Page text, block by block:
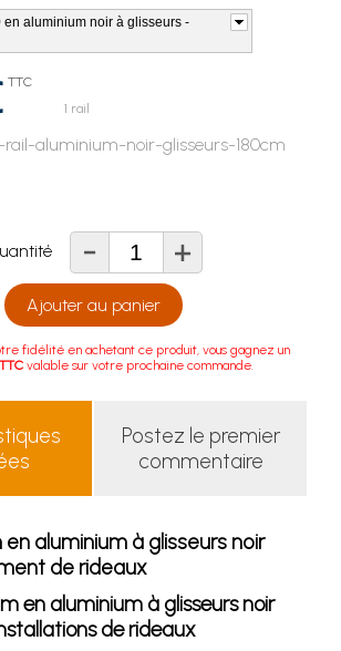
aluminium noir à glisseurs -
TTC
1 rail
rail-aluminium-noir-glisseurs-180cm
- +
Ajouter au panier
fidélité en achetant ce produit, vous gagnez un
valable sur votre prochaine commande.
Postez le premier
commentaire
en aluminium à glisseurs noir
de rideaux
en aluminium à glisseurs noir
de rideaux